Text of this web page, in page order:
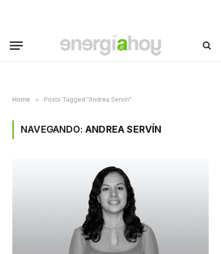
Home » Posts Tagged "Andrea Servín"
NAVEGANDO:ANDREA SERVÍN